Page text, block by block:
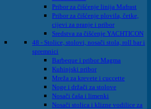
Pribor za čišćenje linija Mafrast
Pribor za čišćenje plovila, četke,
cijevi za pranje i pribor
Sredstva za čišćenje YACHTICON
48 - Stolice, stolovi, nosači stola, roll bar i
spremnici
Barbeque i pribor Magma
Kuhinjski pribor
Mreža za krevete i cuccette
Noge i držači za stolove
Nosači čaša i limenki
Nosači stolica i klizne vodilice za